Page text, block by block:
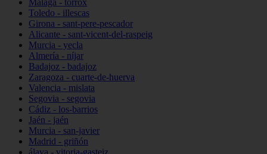
Málaga - torrox
Toledo - illescas
Girona - sant-pere-pescador
Alicante - sant-vicent-del-raspeig
Murcia - yecla
Almería - níjar
Badajoz - badajoz
Zaragoza - cuarte-de-huerva
Valencia - mislata
Segovia - segovia
Cádiz - los-barrios
Jaén - jaén
Murcia - san-javier
Madrid - griñón
álava - vitoria-gasteiz